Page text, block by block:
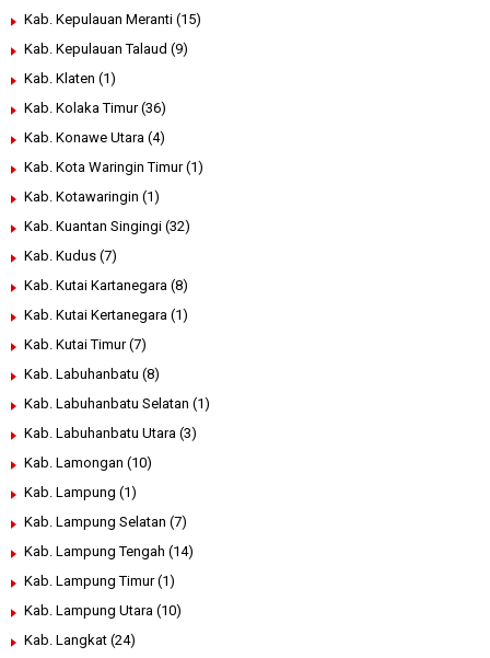
Kab. Kepulauan Meranti (15)
Kab. Kepulauan Talaud (9)
Kab. Klaten (1)
Kab. Kolaka Timur (36)
Kab. Konawe Utara (4)
Kab. Kota Waringin Timur (1)
Kab. Kotawaringin (1)
Kab. Kuantan Singingi (32)
Kab. Kudus (7)
Kab. Kutai Kartanegara (8)
Kab. Kutai Kertanegara (1)
Kab. Kutai Timur (7)
Kab. Labuhanbatu (8)
Kab. Labuhanbatu Selatan (1)
Kab. Labuhanbatu Utara (3)
Kab. Lamongan (10)
Kab. Lampung (1)
Kab. Lampung Selatan (7)
Kab. Lampung Tengah (14)
Kab. Lampung Timur (1)
Kab. Lampung Utara (10)
Kab. Langkat (24)